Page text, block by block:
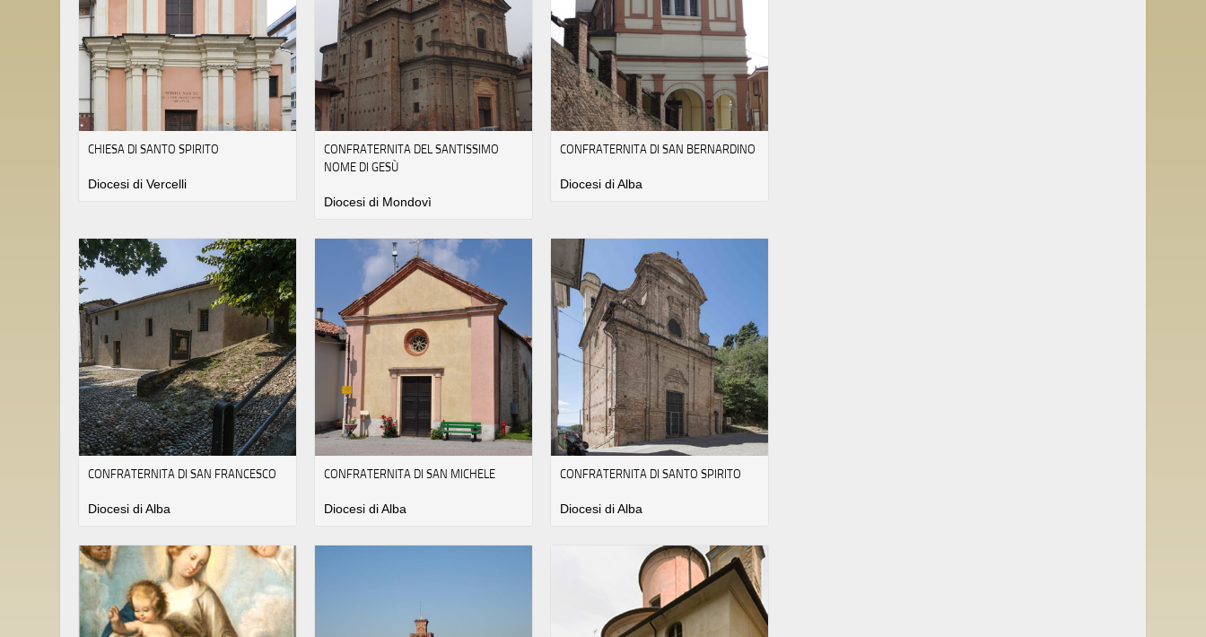
CHIESA DI SANTO SPIRITO
Diocesi di Vercelli
CONFRATERNITA DEL SANTISSIMO
NOME DI GESÙ
Diocesi di Mondovì
CONFRATERNITA DI SAN BERNARDINO
Diocesi di Alba
CONFRATERNITA DI SAN FRANCESCO
Diocesi di Alba
CONFRATERNITA DI SAN MICHELE
Diocesi di Alba
CONFRATERNITA DI SANTO SPIRITO
Diocesi di Alba